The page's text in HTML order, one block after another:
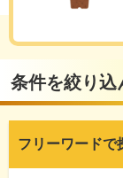
条件を絞り込
フリーワードで